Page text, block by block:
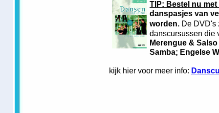
TIP: Bestel nu
danspasjes van
worden. De DVD's
danscursussen die
Merengue &
Samba; Engelse
kijk hier voor meer info: